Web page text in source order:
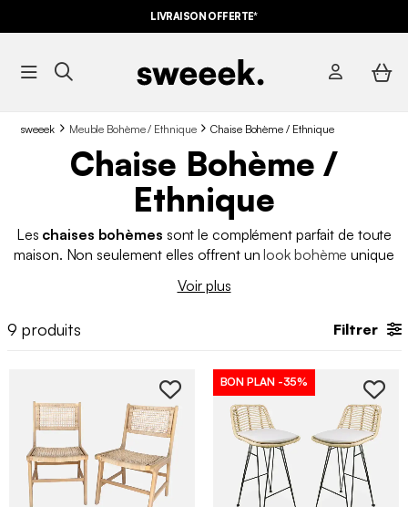
LIVRAISON OFFERTE*
sweeek Meuble Bohème / Ethnique Chaise Bohème / Ethnique
Chaise Bohème /
Ethnique
Les chaises bohèmes sont le complément parfait de toute
maison. Non seulement elles offrent unlook bohème unique
Avec leurs couleurs vives et leurs motifs
Voir plus
9 produits Filtrer
BON PLAN -35%